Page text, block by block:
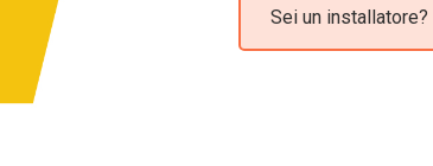
Sei un installatore?